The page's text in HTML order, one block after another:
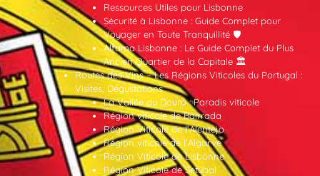
Ressources Utiles pour Lisbonne
Sécurité à Lisbonne : Guide Complet pour
Voyager en Toute Tranquillité 🛡️
Alfama Lisbonne : Le Guide Complet du Plus
Ancien Quartier de la Capitale 🏛️
Routes des Vins – Les Régions Viticoles du Portugal :
Visites, Dégustations
La Vallée du Douro : Paradis viticole
Région viticole de Bairrada
Région Viticole de l’Alentejo
Région viticole de l’Algarve
Région Viticole de Lisbonne
Région Viticole de Setúbal